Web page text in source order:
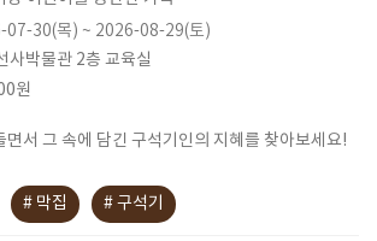
07-30(목) ~ 2026-08-29(토)
사박물관 2층 교육실
원
면서 그 속에 담긴 구석기인의 지혜를 찾아보세요!
# 막집 # 구석기